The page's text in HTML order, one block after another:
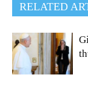
RELATED